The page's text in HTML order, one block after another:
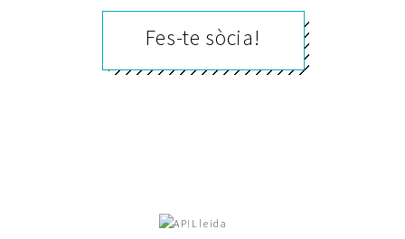
Fes-te sòcia!